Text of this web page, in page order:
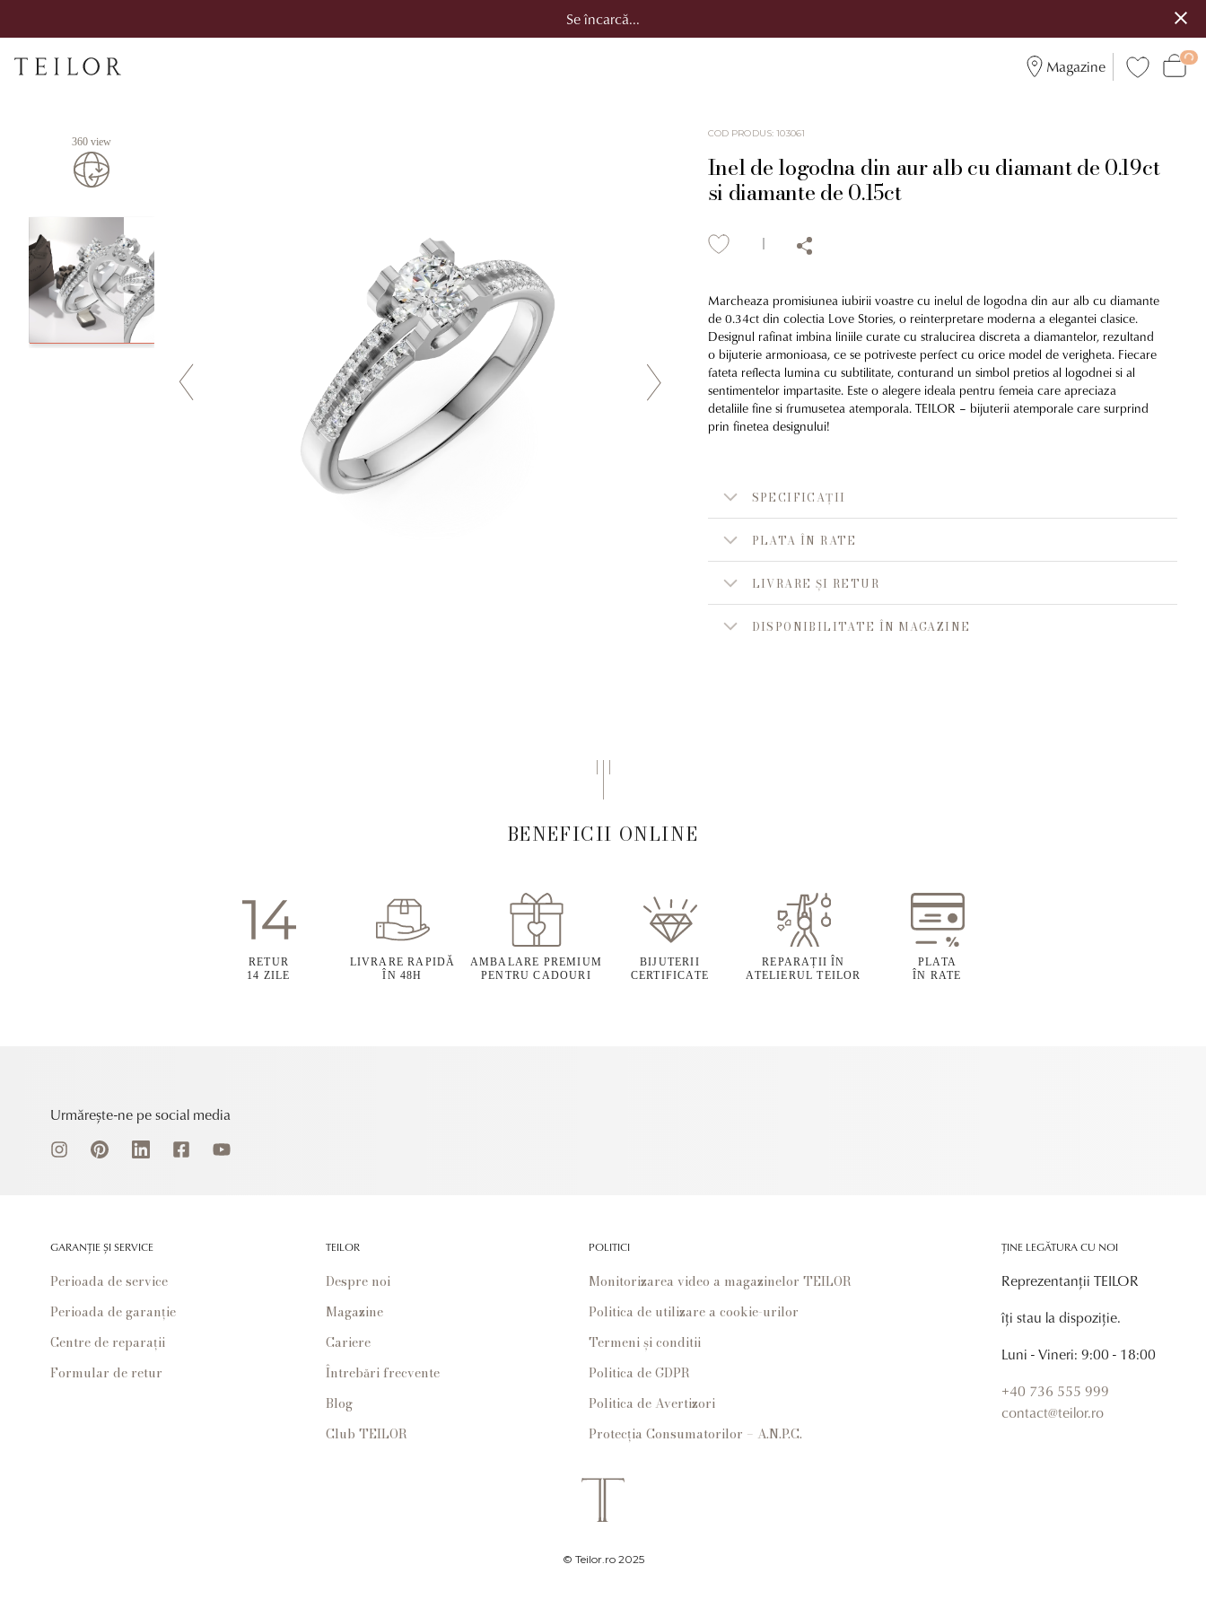
Se încarcă...
Magazine
360 view
COD PRODUS:103061
Inel de logodna din aur alb cu diamant de 0.19ct
si diamante de 0.15ct
Marcheaza promisiunea iubirii voastre cu inelul de logodna din aur alb cu diamante
de 0.34ct din colectia Love Stories, o reinterpretare moderna a elegantei clasice.
Designul rafinat imbina liniile curate cu stralucirea discreta a diamantelor, rezultand
o bijuterie armonioasa, ce se potriveste perfect cu orice model de verigheta. Fiecare
fateta reflecta lumina cu subtilitate, conturand un simbol pretios al logodnei si al
sentimentelor impartasite. Este o alegere ideala pentru femeia care apreciaza
detaliile fine si frumusetea atemporala. TEILOR – bijuterii atemporale care surprind
prin finetea designului!
SPECIFICAȚII
PLATA ÎN RATE
LIVRARE ȘI RETUR
DISPONIBILITATE ÎN MAGAZINE
BENEFICII ONLINE
RETUR
14 ZILE
LIVRARE RAPIDĂ
ÎN 48H
AMBALARE PREMIUM
PENTRU CADOURI
BIJUTERII
CERTIFICATE
REPARAȚII ÎN
ATELIERUL TEILOR
PLATA
ÎN RATE
Urmărește-ne pe social media
GARANȚIE ȘI SERVICE
Perioada de service
Perioada de garanție
Centre de reparații
Formular de retur
TEILOR
Despre noi
Magazine
Cariere
Întrebări frecvente
Blog
Club TEILOR
POLITICI
Monitorizarea video a magazinelor TEILOR
Politica de utilizare a cookie-urilor
Termeni și conditii
Politica de GDPR
Politica de Avertizori
Protecția Consumatorilor – A.N.P.C.
ȚINE LEGĂTURA CU NOI
Reprezentanții TEILOR
îți stau la dispoziție.
Luni - Vineri: 9:00 - 18:00
+40 736 555 999
contact@teilor.ro
© Teilor.ro 2025